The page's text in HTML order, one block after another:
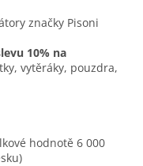
značky Pisoni
10% na
vytěráky, pouzdra,
hodnotě 6 000